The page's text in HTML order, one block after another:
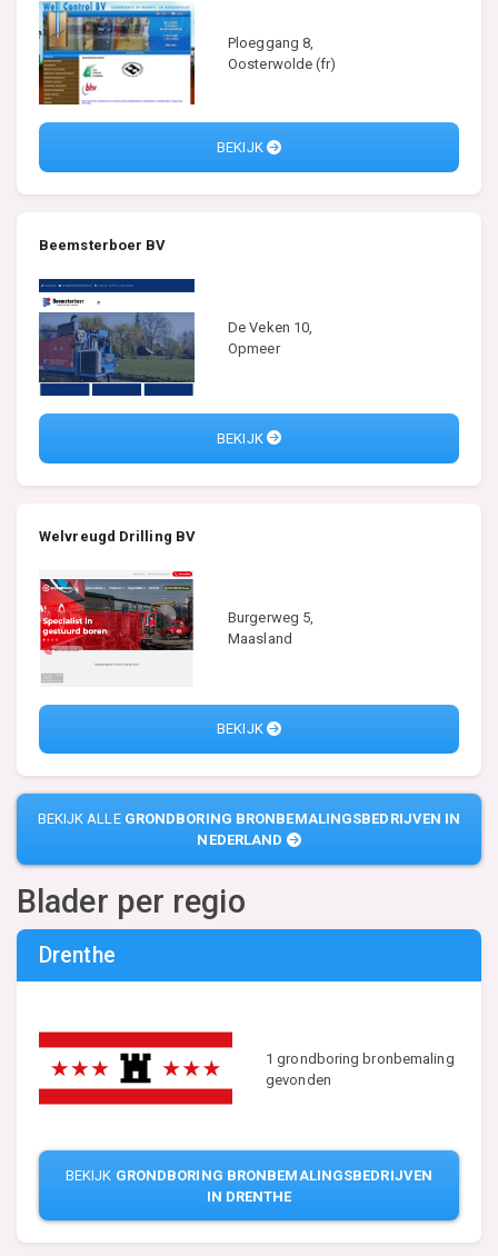
Ploeggang 8,
Oosterwolde (fr)
BEKIJK
Beemsterboer BV
De Veken 10,
Opmeer
BEKIJK
Welvreugd Drilling BV
Burgerweg 5,
Maasland
BEKIJK
BEKIJK ALLE GRONDBORING BRONBEMALINGSBEDRIJVEN IN
NEDERLAND
Blader per regio
Drenthe
1 grondboring bronbemaling
gevonden
BEKIJK GRONDBORING BRONBEMALINGSBEDRIJVEN
IN DRENTHE